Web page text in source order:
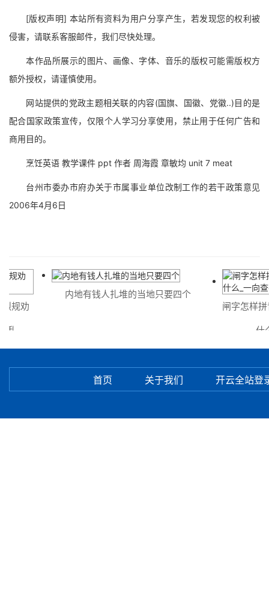
[版权声明] 本站所有资料为用户分享产生，若发现您的权利被
侵害，请联系客服邮件，我们尽快处理。
本作品所展示的图片、画像、字体、音乐的版权可能需版权方
额外授权，请谨慎使用。
网站提供的党政主题相关联的内容(国旗、国徽、党徽..)目的是
配合国家政策宣传，仅限个人学习分享使用，禁止用于任何广告和
商用目的。
烹饪英语 教学课件 ppt 作者 周海霞 章敏均 unit 7 meat
台州市委办市府办关于市属事业单位改制工作的若干政策意见
2006年4月6日
劝
内地有钱人扎堆的当地只要四个
闸字怎样拼
什么
首页 关于我们 开云全站登